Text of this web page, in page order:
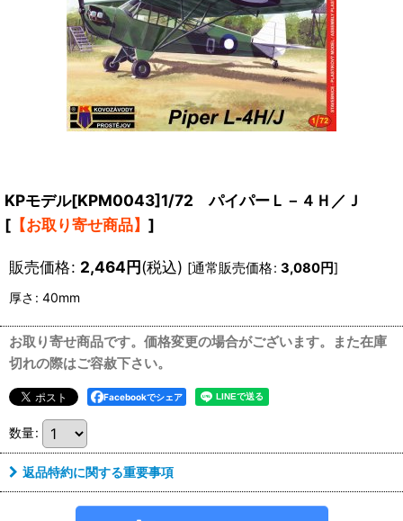
KPモデル[KPM0043]1/72 パイパーＬ－４Ｈ／Ｊ
[ 【お取り寄せ商品】 ]
販売価格: 2,464円(税込) [通常販売価格: 3,080円]
厚さ : 40mm
お取り寄せ商品です。価格変更の場合がございます。また在庫
切れの際はご容赦下さい。
Facebookでシェア
数量:
返品特約に関する重要事項